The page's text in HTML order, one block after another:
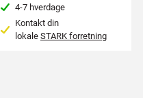
4-7 hverdage
Kontakt din
lokale STARK forretning